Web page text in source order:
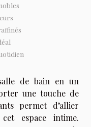
de bain en un
une touche de
permet d’allier
espace intime.